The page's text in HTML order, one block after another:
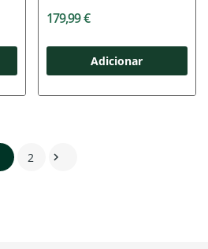
179,99 €
Adicionar
2 